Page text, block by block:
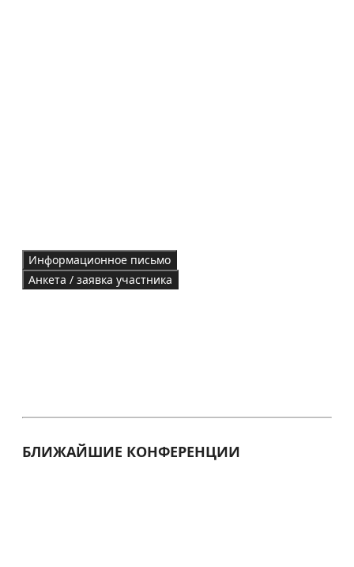
Информационное письмо
Анкета / заявка участника
БЛИЖАЙШИЕ КОНФЕРЕНЦИИ